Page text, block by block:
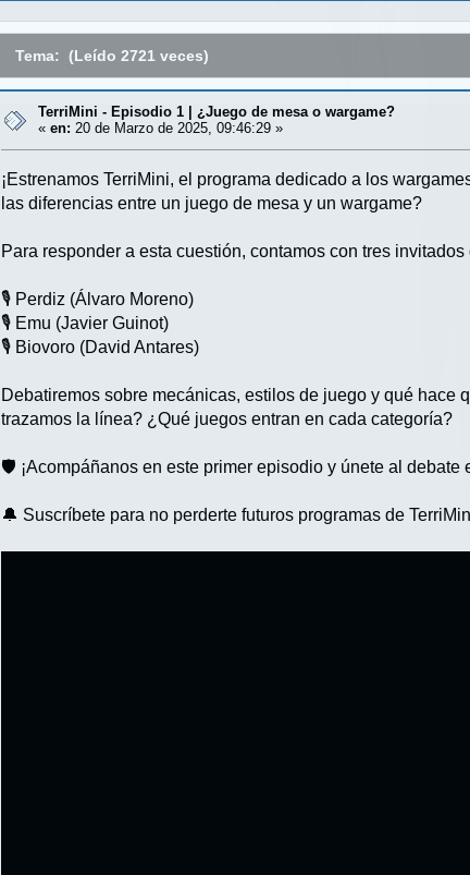
Tema: (Leído 2721 veces)
TerriMini - Episodio 1 | ¿Juego de mesa o wargame?
«en: 20 de Marzo de 2025, 09:46:29 »
¡Estrenamos TerriMini, el programa dedicado a los
las diferencias entre un juego de mesa y un wargame?
Para responder a esta cuestión, contamos con tres invitados
🎙️ Perdiz (Álvaro Moreno)
🎙️ Emu (Javier Guinot)
🎙️ Biovoro (David Antares)
Debatiremos sobre mecánicas, estilos de juego y qué
trazamos la línea? ¿Qué juegos entran en cada categoría?
🛡️ ¡Acompáñanos en este primer episodio y únete al debate
🔔 Suscríbete para no perderte futuros programas de